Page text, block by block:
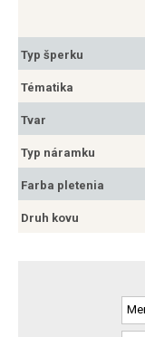
Typ šperku
Tématika
Tvar
Typ náramku
Farba pletenia
Druh kovu